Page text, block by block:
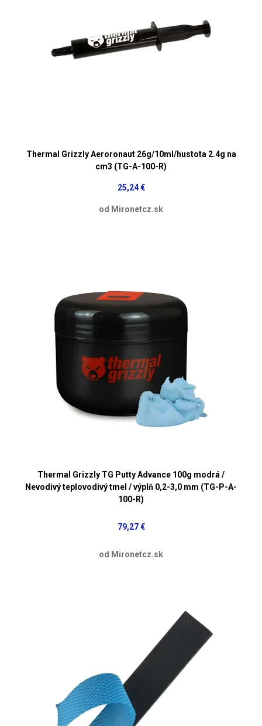
Thermal Grizzly Aeroronaut 26g/10ml/hustota 2.4g na
cm3 (TG-A-100-R)
25,24 €
od Mironetcz.sk
Thermal Grizzly TG Putty Advance 100g modrá /
Nevodivý teplovodivý tmel / výplň 0,2-3,0 mm (TG-P-A-
100-R)
79,27 €
od Mironetcz.sk